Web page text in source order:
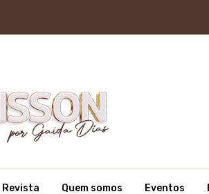
Revista Quem somos Eventos